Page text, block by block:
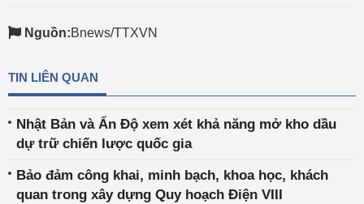
Nguồn:Bnews/TTXVN
TIN LIÊN QUAN
Nhật Bản và Ấn Độ xem xét khả năng mở kho dầu
dự trữ chiến lược quốc gia
Bảo đảm công khai, minh bạch, khoa học, khách
quan trong xây dựng Quy hoạch Điện VIII